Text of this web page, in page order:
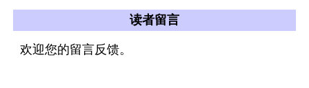
读者留言
欢迎您的留言反馈。